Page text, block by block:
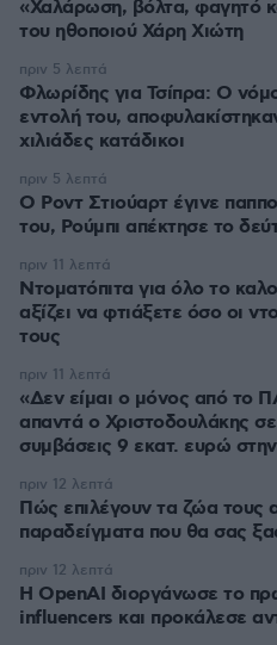
«Χαλάρωση, βόλτα, φαγητό
του ηθοποιού Χάρη Χιώτη
Φλωρίδης για Τσίπρα: Ο
εντολή του,
χιλιάδες κατάδικοι
πριν 5 λεπτά
Ο Ροντ Στιούαρτ έγινε
του, Ρούμπι απέκτησε το
πριν 5 λεπτά
Ντοματόπιτα για όλο το
αξίζει να φτιάξετε όσο οι
τους
πριν 11 λεπτά
«Δεν είμαι ο μόνος από το
απαντά ο Χριστοδουλάκης
συμβάσεις 9 εκατ. ευρώ στην
πριν 11 λεπτά
Πώς επιλέγουν τα ζώα τους
παραδείγματα που θα σας
πριν 12 λεπτά
Η OpenAI διοργάνωσε το
influencers και προκάλεσε
πριν 12 λεπτά